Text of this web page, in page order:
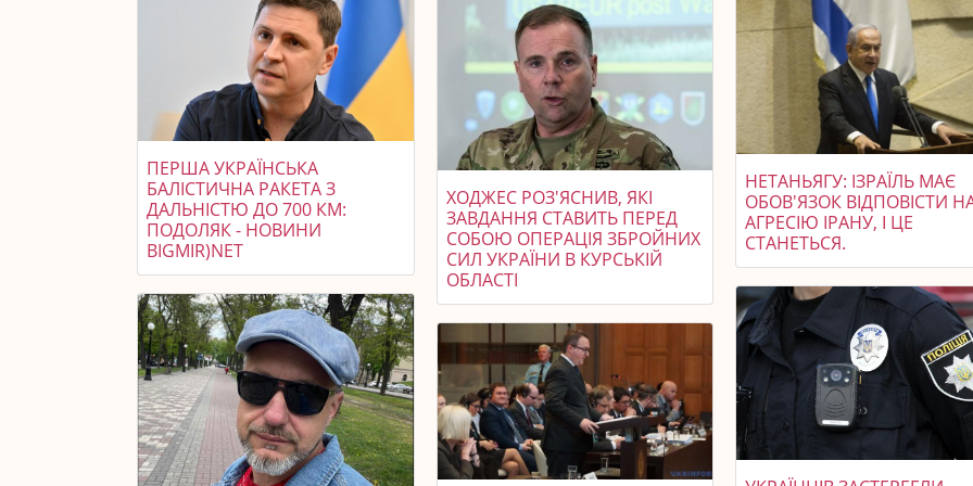
ПЕРША УКРАЇНСЬКА
БАЛІСТИЧНА РАКЕТА З
ДАЛЬНІСТЮ ДО 700 КМ:
ПОДОЛЯК - НОВИНИ
BIGMIR)NET
ХОДЖЕС РОЗ'ЯСНИВ, ЯКІ
ЗАВДАННЯ СТАВИТЬ ПЕРЕД
СОБОЮ ОПЕРАЦІЯ ЗБРОЙНИХ
СИЛ УКРАЇНИ В КУРСЬКІЙ
ОБЛАСТІ
НЕТАНЬЯГУ: ІЗРАЇЛЬ МАЄ
ОБОВ'ЯЗОК ВІДПОВІСТИ
АГРЕСІЮ ІРАНУ, І ЦЕ
СТАНЕТЬСЯ.